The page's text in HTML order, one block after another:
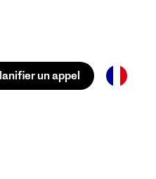
un appel